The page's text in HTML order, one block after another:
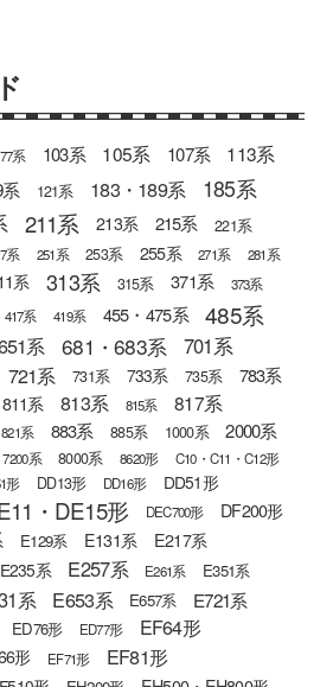
77系 103系 105系 107系 113系
121系 183・189系 185系
211系 213系 215系 221系
系 251系 253系 255系 271系
281系
系 313系 315系 371系 373系
417系 419系 455・475系 485系
系 681・683系 701系
721系 731系 733系 735系 783系
811系 813系 815系 817系
821系 883系 885系 1000系 2000系
7200系 8000系 8620形
C10・C11・C12形
形 DD13形 DD16形 DD51形
・DE15形 DEC700形 DF200形
E129系 E131系 E217系
E235系 E257系 E261系 E351系
系 E653系 E657系 E721系
ED76形 ED77形 EF64形
形 EF71形
EF81形